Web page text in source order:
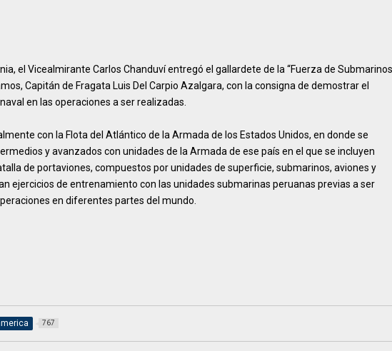
el Vicealmirante Carlos Chanduví entregó el gallardete de la “Fuerza de
Capitán de Fragata Luis Del Carpio Azalgara, con la consigna de demostrar el
en las operaciones a ser realizadas.
con la Flota del Atlántico de la Armada de los Estados Unidos, en donde se
y avanzados con unidades de la Armada de ese país en el que se incluyen
de portaviones, compuestos por unidades de superficie, submarinos, aviones y
ejercicios de entrenamiento con las unidades submarinas peruanas previas a ser
en diferentes partes del mundo.
767